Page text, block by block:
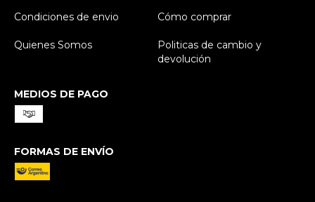
Condiciones de envio
Cómo comprar
Quienes Somos
Politicas de cambio y
devolución
MEDIOS DE PAGO
FORMAS DE ENVÍO